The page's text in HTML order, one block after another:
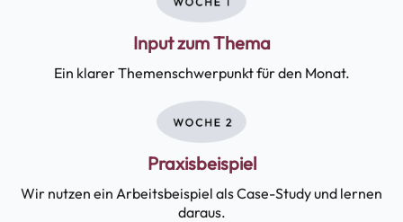
Input zum Thema
Ein klarer Themenschwerpunkt für den Monat.
Praxisbeispiel
Wir nutzen ein Arbeitsbeispiel als Case-Study und lernen
daraus.